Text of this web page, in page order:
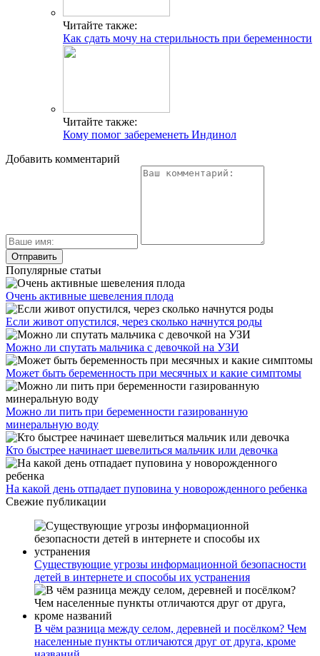
Читайте также:
Как сдать мочу на стерильность при беременности
Читайте также:
Кому помог забеременеть Индинол
Добавить комментарий
Популярные статьи
Очень активные шевеления плода
Если живот опустился, через сколько начнутся роды
Можно ли спутать мальчика с девочкой на УЗИ
Может быть беременность при месячных и какие симптомы
Можно ли пить при беременности газированную
минеральную воду
Кто быстрее начинает шевелиться мальчик или девочка
На какой день отпадает пуповина у новорожденного ребенка
Свежие публикации
Существующие угрозы информационной безопасности
детей в интернете и способы их устранения
В чём разница между селом, деревней и посёлком? Чем
населенные пункты отличаются друг от друга, кроме